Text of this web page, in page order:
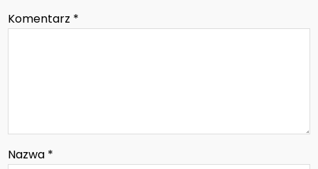
Komentarz *
Nazwa *